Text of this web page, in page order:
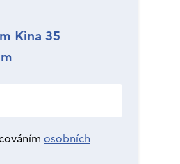
Kina 35
osobních